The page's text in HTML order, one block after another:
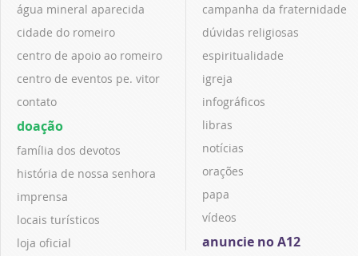
água mineral aparecida
cidade do romeiro
centro de apoio ao romeiro
centro de eventos pe. vitor
contato
doação
família dos devotos
história de nossa senhora
imprensa
locais turísticos
loja oficial
campanha da fraternidade
dúvidas religiosas
espiritualidade
igreja
infográficos
libras
notícias
orações
papa
vídeos
anuncie no A12